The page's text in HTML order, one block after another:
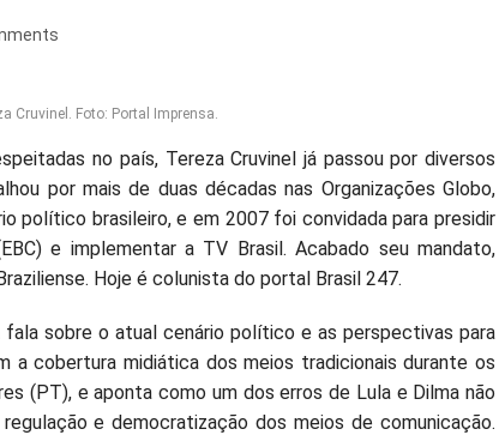
Cruvinel. Foto: Portal Imprensa.
no país, Tereza Cruvinel já passou por diversos
por mais de duas décadas nas Organizações Globo,
político brasileiro, e em 2007 foi convidada para presidir
e implementar a TV Brasil. Acabado seu mandato,
Hoje é colunista do portal Brasil 247.
fala sobre o atual cenário político e as perspectivas para
a cobertura midiática dos meios tradicionais durante os
(PT), e aponta como um dos erros de Lula e Dilma não
e democratização dos meios de comunicação.